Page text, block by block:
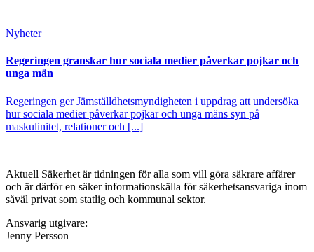
Nyheter
Regeringen granskar hur sociala medier påverkar pojkar och
unga män
Regeringen ger Jämställdhetsmyndigheten i uppdrag att undersöka
hur sociala medier påverkar pojkar och unga mäns syn på
maskulinitet, relationer och [...]
Aktuell Säkerhet är tidningen för alla som vill göra säkrare affärer
och är därför en säker informationskälla för säkerhets­ansvariga inom
såväl privat som statlig och kommunal sektor.
Ansvarig utgivare:
Jenny Persson